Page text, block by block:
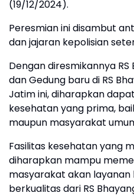
(19/12/2024).
Peresmian ini disambut
dan jajaran kepolisian
Dengan diresmikannya
dan Gedung baru di RS
Jatim ini, diharapkan
kesehatan yang prima,
maupun masyarakat
Fasilitas kesehatan yang
diharapkan mampu
masyarakat akan
berkualitas dari RS